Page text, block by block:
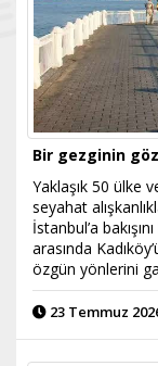
Bir gezginin
Yaklaşık 50 ülke
seyahat
İstanbul’a
arasında
özgün yönlerini
23 Temmuz